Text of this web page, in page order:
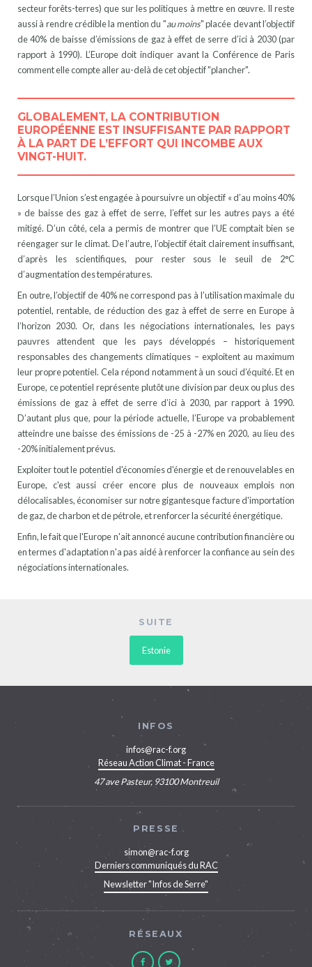
secteur forêts-terres) que sur les politiques à mettre en œuvre. Il reste
aussi à rendre crédible la mention du "au moins" placée devant l’objectif
de 40% de baisse d’émissions de gaz à effet de serre d’ici à 2030 (par
rapport à 1990). L’Europe doit indiquer avant la Conférence de Paris
comment elle compte aller au-delà de cet objectif "plancher".
GLOBALEMENT, LA CONTRIBUTION
EUROPÉENNE EST INSUFFISANTE PAR RAPPORT
À LA PART DE L’EFFORT QUI INCOMBE AUX
VINGT-HUIT.
Lorsque l’Union s’est engagée à poursuivre un objectif « d’au moins 40%
» de baisse des gaz à effet de serre, l’effet sur les autres pays a été
mitigé. D’un côté, cela a permis de montrer que l’UE comptait bien se
réengager sur le climat. De l’autre, l’objectif était clairement insuffisant,
d’après les scientifiques, pour rester sous le seuil de 2°C
d’augmentation des températures.
En outre, l’objectif de 40% ne correspond pas à l’utilisation maximale du
potentiel, rentable, de réduction des gaz à effet de serre en Europe à
l’horizon 2030. Or, dans les négociations internationales, les pays
pauvres attendent que les pays développés – historiquement
responsables des changements climatiques – exploitent au maximum
leur propre potentiel. Cela répond notamment à un souci d’équité. Et en
Europe, ce potentiel représente plutôt une division par deux ou plus des
émissions de gaz à effet de serre d’ici à 2030, par rapport à 1990.
D’autant plus que, pour la période actuelle, l’Europe va probablement
atteindre une baisse des émissions de -25 à -27% en 2020, au lieu des
-20% initialement prévus.
Exploiter tout le potentiel d'économies d'énergie et de renouvelables en
Europe, c'est aussi créer encore plus de nouveaux emplois non
délocalisables, économiser sur notre gigantesque facture d'importation
de gaz, de charbon et de pétrole, et renforcer la sécurité énergétique.
Enfin, le fait que l'Europe n'ait annoncé aucune contribution financière ou
en termes d'adaptation n'a pas aidé à renforcer la confiance au sein des
négociations internationales.
SUITE
Estonie
INFOS
infos@rac-f.org
Réseau Action Climat - France
47 ave Pasteur, 93100 Montreuil
PRESSE
simon@rac-f.org
Derniers communiqués du RAC
Newsletter "Infos de Serre"
RÉSEAUX